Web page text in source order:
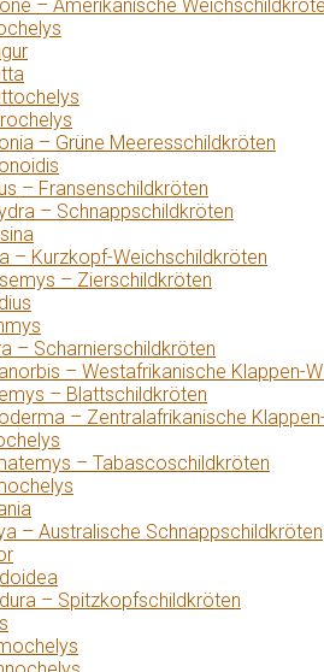
– Amerikanische
– Grüne Meeresschildkröten
– Fransenschildkröten
– Schnappschildkröten
– Kurzkopf-Weichschildkröten
– Zierschildkröten
– Scharnierschildkröten
– Westafrikanische Klappen-
– Blattschildkröten
– Zentralafrikanische
– Tabascoschildkröten
– Australische Schnappschildkröten
– Spitzkopfschildkröten